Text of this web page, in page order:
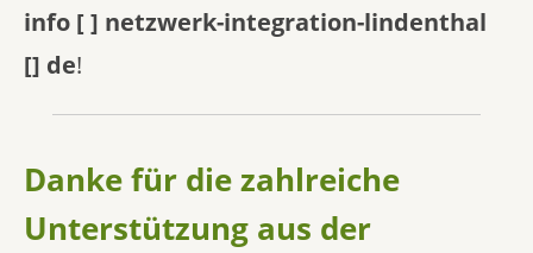
info [ ] netzwerk-integration-lindenthal
[] de!
Danke für die zahlreiche
Unterstützung aus der